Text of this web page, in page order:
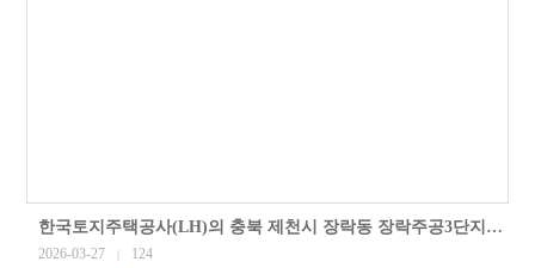
한국토지주택공사(LH)의 충북 제천시 장락동 장락주공3단지아파트에 무루프 방식 주차관제시스템을 설치. 천안시, 아산시, 서산시, 당진시, 공주시..
2026-03-27 124